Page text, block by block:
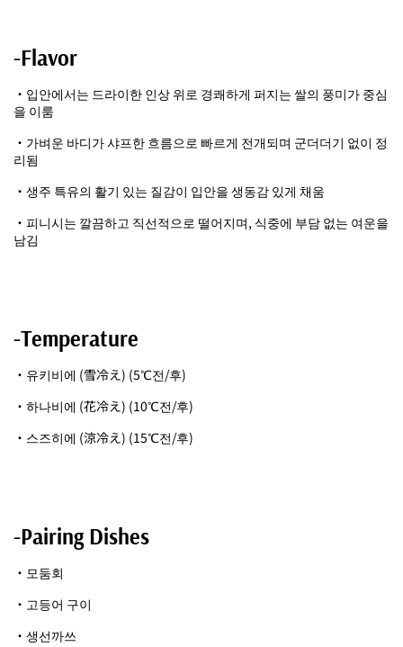
-Flavor
・입안에서는 드라이한 인상 위로 경쾌하게 퍼지는 쌀의 풍미가 중심
을 이룸
・가벼운 바디가 샤프한 흐름으로 빠르게 전개되며 군더더기 없이 정
리됨
・생주 특유의 활기 있는 질감이 입안을 생동감 있게 채움
・피니시는 깔끔하고 직선적으로 떨어지며, 식중에 부담 없는 여운을
남김
-Temperature
・유키비에 (雪冷え) (5℃전/후)
・하나비에 (花冷え) (10℃전/후)
・스즈히에 (涼冷え) (15℃전/후)
-Pairing Dishes
・모둠회
・고등어 구이
・생선까쓰